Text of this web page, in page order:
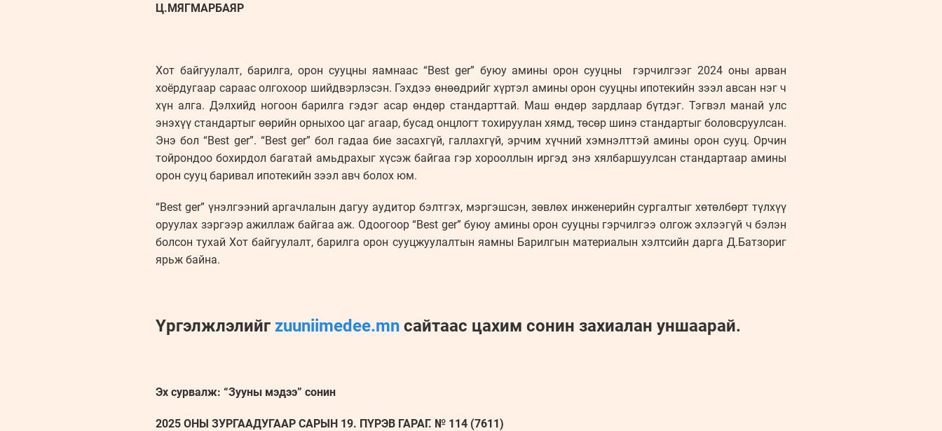
Ц.МЯГМАРБАЯР
Хот байгуулалт, барилга, орон сууцны яамнаас “Best ger” буюу амины орон сууцны гэрчилгээг 2024 оны арван
хоёрдугаар сараас олгохоор шийдвэрлэсэн. Гэхдээ өнөөдрийг хүртэл амины орон сууцны ипотекийн зээл авсан нэг ч
хүн алга. Дэлхийд ногоон барилга гэдэг асар өндөр стандарттай. Маш өндөр зардлаар бүтдэг. Тэгвэл манай улс
энэхүү стандартыг өөрийн орныхоо цаг агаар, бусад онцлогт тохируулан хямд, төсөр шинэ стандартыг боловсруулсан.
Энэ бол “Best ger”. “Best ger” бол гадаа бие засахгүй, галлахгүй, эрчим хүчний хэмнэлттэй амины орон сууц. Орчин
тойрондоо бохирдол багатай амьдрахыг хүсэж байгаа гэр хорооллын иргэд энэ хялбаршуулсан стандартаар амины
орон сууц баривал ипотекийн зээл авч болох юм.
“Best ger” үнэлгээний аргачлалын дагуу аудитор бэлтгэх, мэргэшсэн, зөвлөх инженерийн сургалтыг хөтөлбөрт түлхүү
оруулах зэргээр ажиллаж байгаа аж. Одоогоор “Best ger” буюу амины орон сууцны гэрчилгээ олгож эхлээгүй ч бэлэн
болсон тухай Хот байгуулалт, барилга орон сууцжуулалтын яамны Барилгын материалын хэлтсийн дарга Д.Батзориг
ярьж байна.
Үргэлжлэлийг zuuniimedee.mn сайтаас цахим сонин захиалан уншаарай.
Эх сурвалж: “Зууны мэдээ” сонин
2025 ОНЫ ЗУРГААДУГААР САРЫН 19. ПҮРЭВ ГАРАГ. № 114 (7611)